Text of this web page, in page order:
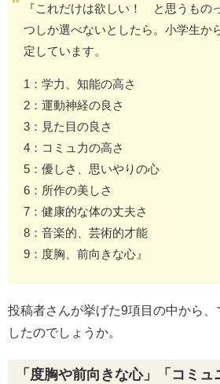
『これだけは欲しい！ と思うも
つしか選べないとしたら。小学生か
定しています。
1：学力、知能の高さ
2：運動神経の良さ
3：見た目の良さ
4：コミュ力の高さ
5：優しさ、思いやりの心
6：所作の美しさ
7：健康的な体の丈夫さ
8：音楽的、芸術的才能
9：度胸、前向きな心』
投稿者さんが挙げた9項目の中から
したのでしょうか。
「度胸や前向きな心」「コミ